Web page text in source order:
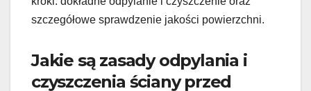
szczegółowe sprawdzenie jakości powierzchni.
Jakie są zasady odpylania i
czyszczenia ściany przed